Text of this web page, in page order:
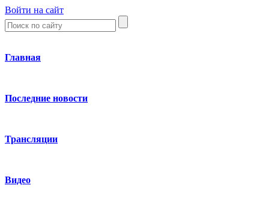
Войти на сайт
Главная
Последние новости
Трансляции
Видео